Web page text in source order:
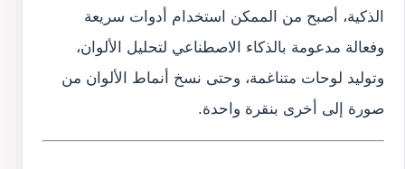
الذكية، أصبح من الممكن استخدام أدوات سريعة
وفعالة مدعومة بالذكاء الاصطناعي لتحليل الألوان،
وتوليد لوحات متناغمة، وحتى نسخ أنماط الألوان من
صورة إلى أخرى بنقرة واحدة.